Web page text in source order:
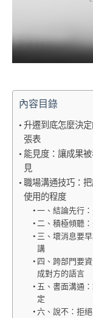
內容目錄
升遷到底怎麼決
張表
能見度：讓成果
見
職場溝通技巧：
使用的程度
一、結論先行
二、積極傾聽
三、壞消息要
講
四、跨部門要
成對方的語言
五、書面溝通
定
六、說不：拒